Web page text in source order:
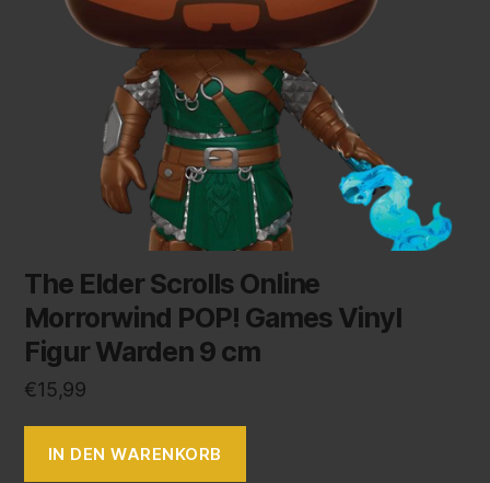
The Elder Scrolls Online
Morrorwind POP! Games Vinyl
Figur Warden 9 cm
€15,99
IN DEN WARENKORB